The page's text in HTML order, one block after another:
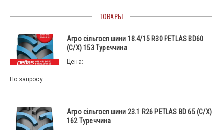
ТОВАРЫ
Агро сільгосп шини 18.4/15 R30 PETLAS BD60
(С/Х) 153 Туреччина
Цена:
По запросу
Агро сільгосп шини 23.1 R26 PETLAS BD 65 (С/Х)
162 Туреччина